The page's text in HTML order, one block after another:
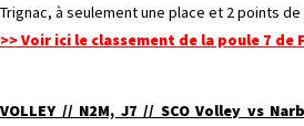
Trignac, à seulement une place et 2 points de
>> Voir ici le classement de la poule 7
VOLLEY // N2M, J7 // SCO Volley vs